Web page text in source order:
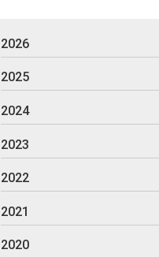
2026
2025
2024
2023
2022
2021
2020